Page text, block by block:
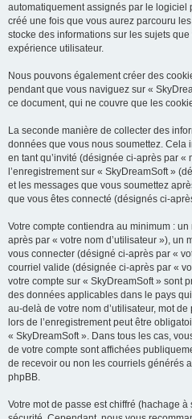
automatiquement assignés par le logiciel
créé une fois que vous aurez parcouru les
stocke des informations sur les sujets
expérience utilisateur.
Nous pouvons également créer des
pendant que vous naviguez sur «
ce document, qui ne couvre que les
La seconde manière de collecter des
données que vous nous soumettez. Cela
en tant qu’invité (désignée ci-après par «
l’enregistrement sur « SkyDreamSoft »
et les messages que vous soumettez
que vous êtes connecté (désignés ci-
Votre compte contiendra au minimum :
après par « votre nom d’utilisateur »), un
vous connecter (désigné ci-après par «
courriel valide (désignée ci-après par «
votre compte sur « SkyDreamSoft » sont
des données applicables dans le pays
au-delà de votre nom d’utilisateur, mot
lors de l’enregistrement peut être
« SkyDreamSoft ». Dans tous les cas,
de votre compte sont affichées
de recevoir ou non les courriels générés
phpBB.
Votre mot de passe est chiffré (hachage